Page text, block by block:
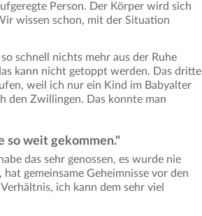
Person. Der Körper wird sich
wissen schon, mit der Situation
schnell nichts mehr aus der Ruhe
kann nicht getoppt werden. Das dritte
weil ich nur ein Kind im Babyalter
den Zwillingen. Das konnte man
so weit gekommen."
das sehr genossen, es wurde nie
gemeinsame Geheimnisse vor den
ich kann dem sehr viel